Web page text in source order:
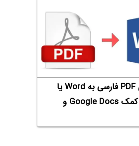
آموزش تبدیل PDF فارسی به Word‌ یا
متن ساده به کمک Google Docs و